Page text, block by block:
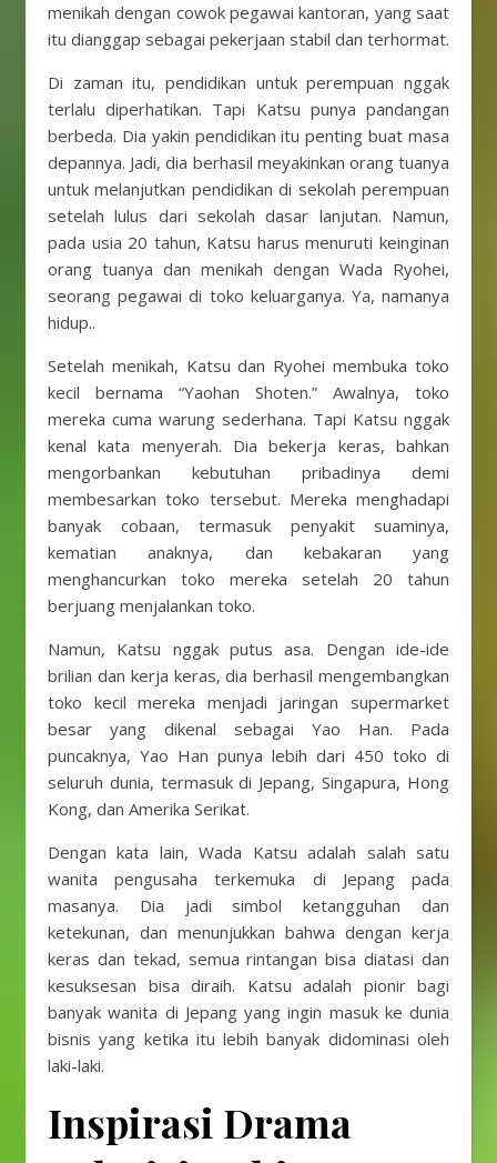
menikah dengan cowok pegawai kantoran, yang saat
itu dianggap sebagai pekerjaan stabil dan terhormat.
Di zaman itu, pendidikan untuk perempuan nggak
terlalu diperhatikan. Tapi Katsu punya pandangan
berbeda. Dia yakin pendidikan itu penting buat masa
depannya. Jadi, dia berhasil meyakinkan orang tuanya
untuk melanjutkan pendidikan di sekolah perempuan
setelah lulus dari sekolah dasar lanjutan. Namun,
pada usia 20 tahun, Katsu harus menuruti keinginan
orang tuanya dan menikah dengan Wada Ryohei,
seorang pegawai di toko keluarganya. Ya, namanya
hidup..
Setelah menikah, Katsu dan Ryohei membuka toko
kecil bernama “Yaohan Shoten.” Awalnya, toko
mereka cuma warung sederhana. Tapi Katsu nggak
kenal kata menyerah. Dia bekerja keras, bahkan
mengorbankan kebutuhan pribadinya demi
membesarkan toko tersebut. Mereka menghadapi
banyak cobaan, termasuk penyakit suaminya,
kematian anaknya, dan kebakaran yang
menghancurkan toko mereka setelah 20 tahun
berjuang menjalankan toko.
Namun, Katsu nggak putus asa. Dengan ide-ide
brilian dan kerja keras, dia berhasil mengembangkan
toko kecil mereka menjadi jaringan supermarket
besar yang dikenal sebagai Yao Han. Pada
puncaknya, Yao Han punya lebih dari 450 toko di
seluruh dunia, termasuk di Jepang, Singapura, Hong
Kong, dan Amerika Serikat.
Dengan kata lain, Wada Katsu adalah salah satu
wanita pengusaha terkemuka di Jepang pada
masanya. Dia jadi simbol ketangguhan dan
ketekunan, dan menunjukkan bahwa dengan kerja
keras dan tekad, semua rintangan bisa diatasi dan
kesuksesan bisa diraih. Katsu adalah pionir bagi
banyak wanita di Jepang yang ingin masuk ke dunia
bisnis yang ketika itu lebih banyak didominasi oleh
laki-laki.
Inspirasi Drama